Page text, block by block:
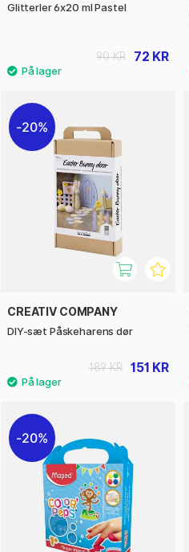
Glitterler 6x20 ml Pastel
72 KR
90 KR
20%
CREATIV COMPANY
DIY-sæt Påskeharens dør
151 KR
189 KR
20%